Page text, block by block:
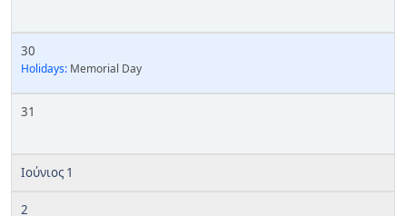
30
Holidays: Memorial Day
31
Ιούνιος 1
2